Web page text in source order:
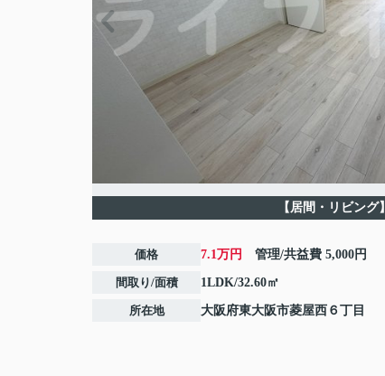
【居間・リビング】
価格 7.1万円 管理/共益費 5,000円
間取り/面積 1LDK/32.60㎡
所在地 大阪府東大阪市菱屋西 ６丁目